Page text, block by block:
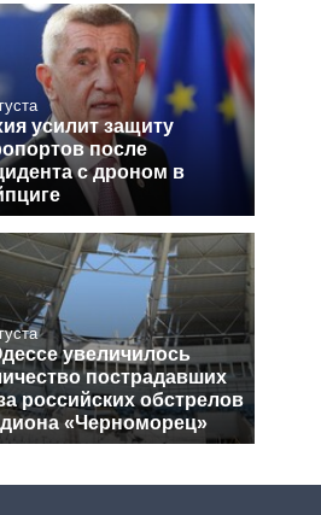
усилит защиту
после
с дроном в
увеличилось
пострадавших
российских обстрелов
«Черноморец»